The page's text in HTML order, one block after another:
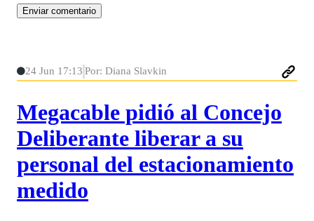
24 Jun 17:13 Por: Diana Slavkin
Megacable pidió al Concejo
Deliberante liberar a su
personal del estacionamiento
medido